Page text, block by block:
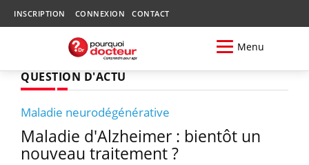
INSCRIPTION CONNEXION CONTACT
Menu
QUESTION D'ACTU
Maladie neurodégénérative
Maladie d'Alzheimer : bientôt un
nouveau traitement ?